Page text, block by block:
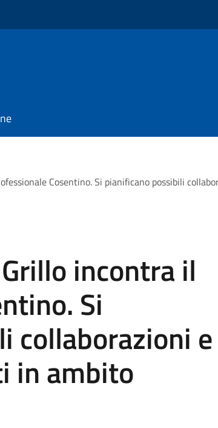
Cosentino. Si pianificano possibili
incontra il
Si
collaborazioni e
in ambito